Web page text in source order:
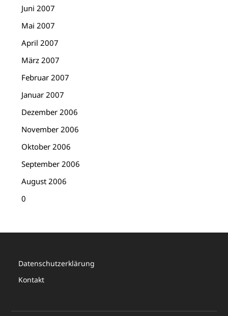
Juni 2007
Mai 2007
April 2007
März 2007
Februar 2007
Januar 2007
Dezember 2006
November 2006
Oktober 2006
September 2006
August 2006
0
Datenschutzerklärung
Kontakt